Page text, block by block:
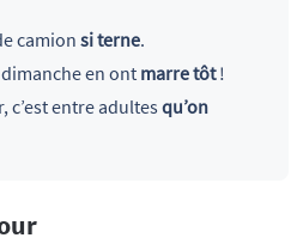
camion si terne.
en ont marre tôt!
c’est entre adultesqu’on